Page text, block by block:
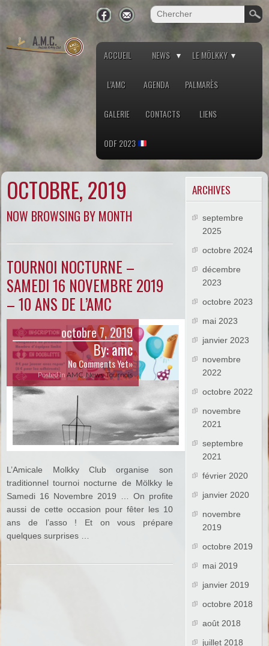
ACCUEIL NEWS LE MÖLKKY
L’AMC AGENDA PALMARÈS
GALERIE CONTACTS LIENS
ODF 2023
OCTOBRE, 2019
NOW BROWSING BY MONTH
TOURNOI NOCTURNE –
SAMEDI 16 NOVEMBRE 2019
– 10 ANS DE L’AMC
octobre 7, 2019
By:amc
No Comments Yet»
Posted inAMC, News,Tournois
L’Amicale Molkky Club organise son
traditionnel tournoi nocturne de Mölkky le
Samedi 16 Novembre 2019 … On profite
aussi de cette occasion pour fêter les 10
ans de l’asso ! Et on vous prépare
quelques surprises …
ARCHIVES
septembre
2025
octobre 2024
décembre
2023
octobre 2023
mai 2023
janvier 2023
novembre
2022
octobre 2022
novembre
2021
septembre
2021
février 2020
janvier 2020
novembre
2019
octobre 2019
mai 2019
janvier 2019
octobre 2018
août 2018
juillet 2018